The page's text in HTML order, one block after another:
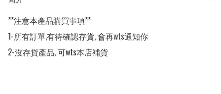
**注意本產品購買事項**
1-所有訂單,有待確認存貨, 會再wts通知你
2-沒存貨產品, 可wts本店補貨